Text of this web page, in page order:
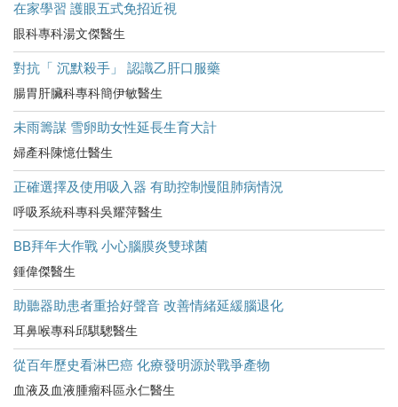
在家學習 護眼五式免招近視
眼科專科湯文傑醫生
對抗「 沉默殺手」 認識乙肝口服藥
腸胃肝臟科專科簡伊敏醫生
未雨籌謀 雪卵助女性延長生育大計
婦產科陳憶仕醫生
正確選擇及使用吸入器 有助控制慢阻肺病情況
呼吸系統科專科吳耀萍醫生
BB拜年大作戰 小心腦膜炎雙球菌
鍾偉傑醫生
助聽器助患者重拾好聲音 改善情緒延緩腦退化
耳鼻喉專科邱騏驄醫生
從百年歷史看淋巴癌 化療發明源於戰爭產物
血液及血液腫瘤科區永仁醫生